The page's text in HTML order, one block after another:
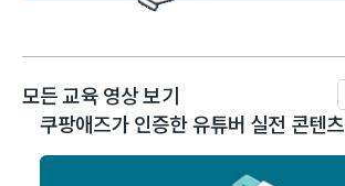
모든 교육 영상 보기
쿠팡애즈가 인증한 유튜버 실전 콘텐츠